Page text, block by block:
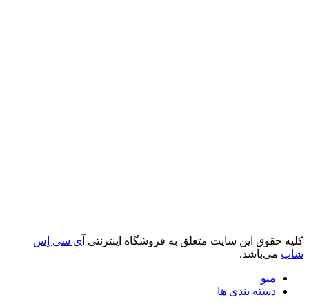
کلیه حقوق این سایت متعلق به فروشگاه اینترنتی آ ی سی اِس
شاپ می‌باشد.
منو
دسته بندی ها